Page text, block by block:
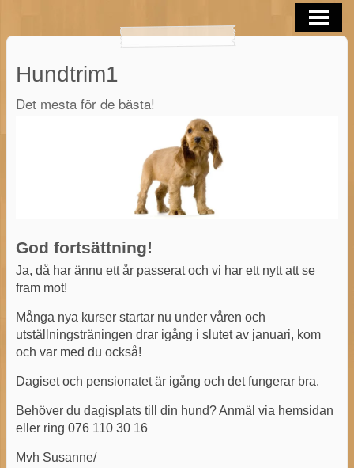
KURSER
Hundtrim1
Det mesta för de bästa!
God fortsättning!
Ja, då har ännu ett år passerat och vi har ett nytt att se
fram mot!
Många nya kurser startar nu under våren och
utställningsträningen drar igång i slutet av januari, kom
och var med du också!
Dagiset och pensionatet är igång och det fungerar bra.
Behöver du dagisplats till din hund? Anmäl via hemsidan
eller ring 076 110 30 16
Mvh Susanne/